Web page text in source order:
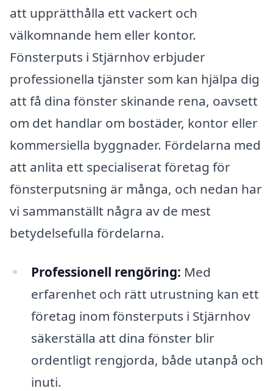
att upprätthålla ett vackert och
välkomnande hem eller kontor.
Fönsterputs i Stjärnhov erbjuder
professionella tjänster som kan hjälpa dig
att få dina fönster skinande rena, oavsett
om det handlar om bostäder, kontor eller
kommersiella byggnader. Fördelarna med
att anlita ett specialiserat företag för
fönsterputsning är många, och nedan har
vi sammanställt några av de mest
betydelsefulla fördelarna.
Professionell rengöring: Med
erfarenhet och rätt utrustning kan ett
företag inom fönsterputs i Stjärnhov
säkerställa att dina fönster blir
ordentligt rengjorda, både utanpå och
inuti.